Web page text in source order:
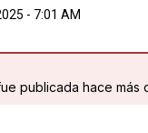
- 7:01 AM
publicada hace más